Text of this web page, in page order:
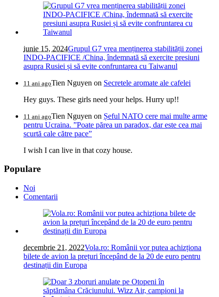
iunie 15, 2024Grupul G7 vrea menținerea stabilității zonei
INDO-PACIFICE /China, îndemnată să exercite presiuni
asupra Rusiei și să evite confruntarea cu Taiwanul
11 ani agoTien Nguyen on Secretele aromate ale cafelei
Hey guys. These girls need your helps. Hurry up!!
11 ani agoTien Nguyen on Șeful NATO cere mai multe arme
pentru Ucraina. ”Poate părea un paradox, dar este cea mai
scurtă cale către pace”
I wish I can live in that cozy house.
Populare
Noi
Comentarii
decembrie 21, 2022Vola.ro: Românii vor putea achizționa
bilete de avion la prețuri începând de la 20 de euro pentru
destinații din Europa